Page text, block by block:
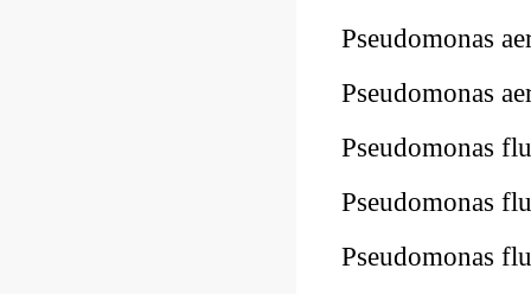
Pseudomonas
Pseudomonas
Pseudomonas
Pseudomonas
Pseudomonas